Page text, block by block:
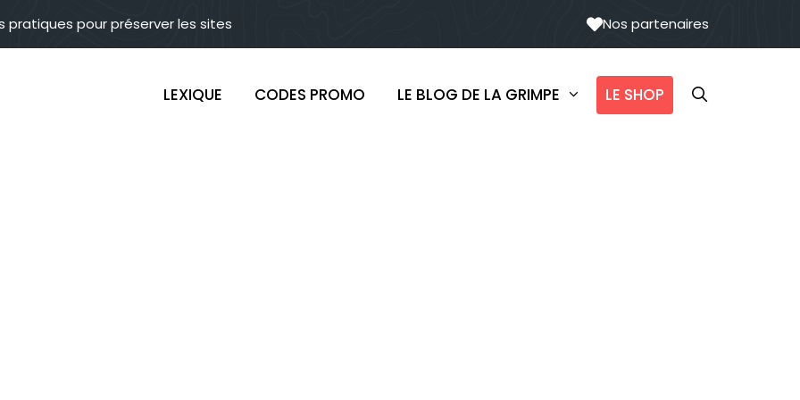
pratiques pour préserver les sites Nos partenaires
LEXIQUE CODES PROMO LE BLOG DE LA GRIMPE LE SHOP